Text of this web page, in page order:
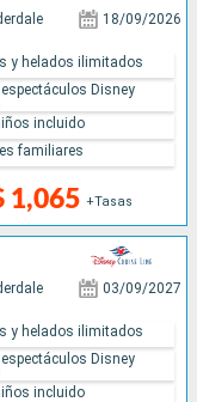
18/09/2026
1,065 +Tasas
y helados ilimitados
Disney
incluido
familiares
03/09/2027
y helados ilimitados
Disney
incluido